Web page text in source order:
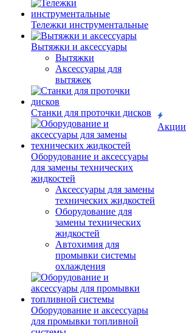
Тележки инструментальные
Вытяжки и аксессуары
Вытяжки
Аксессуары для
вытяжек
Станки для проточки дисков
Оборудование и аксессуары
для замены технических
жидкостей
Аксессуары для замены
технических жидкостей
Оборудование для
замены технических
жидкостей
Автохимия для
промывки системы
охлаждения
Оборудование и аксессуары
для промывки топливной
Акции